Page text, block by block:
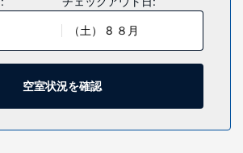
バーベキューグリルなどをご利用いただ
ーキング (無料) が備わっています。
（土） 8 ８月
空室状況を確認